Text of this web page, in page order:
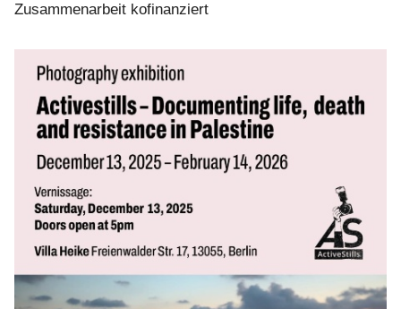
Zusammenarbeit kofinanziert